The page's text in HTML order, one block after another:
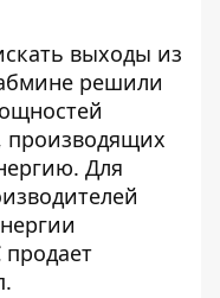
выходы из
решили
производящих
Для
продает